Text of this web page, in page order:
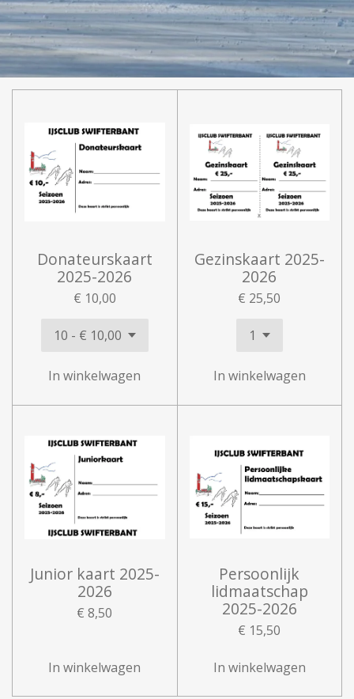
Donateurskaart
2025-2026
€ 10,00
In winkelwagen
Gezinskaart 2025-
2026
€ 25,50
In winkelwagen
Junior kaart 2025-
2026
€ 8,50
In winkelwagen
Persoonlijk
lidmaatschap
2025-2026
€ 15,50
In winkelwagen